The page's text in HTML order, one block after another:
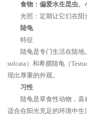
食物：偏爱水生昆虫、
光照：定期让它们在阳
陆龟
特征
陆龟是专门生活在陆地
sulcata）和希腊陆龟（
现出厚重的外观。
习性
陆龟是草食性动物，喜
适合在阳光充足的环境中生